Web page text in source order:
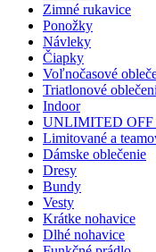
Zimné rukavice
Ponožky
Návleky
Čiapky
Voľnočasové
Triatlonové
Indoor
UNLIMITED OFF
Limitované a
Dámske oblečenie
Dresy
Bundy
Vesty
Krátke nohavice
Dlhé nohavice